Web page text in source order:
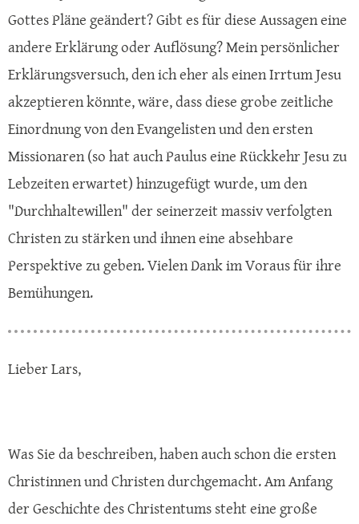
Gottes Pläne geändert? Gibt es für diese Aussagen eine
andere Erklärung oder Auflösung? Mein persönlicher
Erklärungsversuch, den ich eher als einen Irrtum Jesu
akzeptieren könnte, wäre, dass diese grobe zeitliche
Einordnung von den Evangelisten und den ersten
Missionaren (so hat auch Paulus eine Rückkehr Jesu zu
Lebzeiten erwartet) hinzugefügt wurde, um den
"Durchhaltewillen" der seinerzeit massiv verfolgten
Christen zu stärken und ihnen eine absehbare
Perspektive zu geben. Vielen Dank im Voraus für ihre
Bemühungen.
Lieber Lars,
Was Sie da beschreiben, haben auch schon die ersten
Christinnen und Christen durchgemacht. Am Anfang
der Geschichte des Christentums steht eine große